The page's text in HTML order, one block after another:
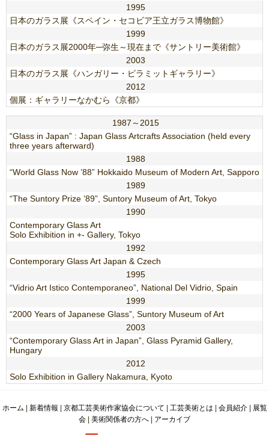
1995
日本のガラス展《スペイン・セコビア王立ガラス博物館》
1999
日本のガラス展2000年─弥生～現在まで《サントリー美術館》
2003
日本のガラス展《ハンガリー・ピラミットギャラリー》
2012
個展：ギャラリーなかむら《京都》
1987～2015
“Glass in Japan” : Japan Glass Artcrafts Association (held every
three years afterward)
1988
“World Glass Now ’88” Hokkaido Museum of Modern Art, Sapporo
1989
“The Suntory Prize ’89”, Suntory Museum of Art, Tokyo
1990
Contemporary Glass Art
Solo Exhibition in +- Gallery, Tokyo
1992
Contemporary Glass Art Japan & Czech
1995
“Vidrio Art Istico Contemporaneo”, National Del Vidrio, Spain
1999
“2000 Years of Japanese Glass”, Suntory Museum of Art
2003
“Contemporary Glass Art in Japan”, Glass Pyramid Gallery,
Hungary
2012
Solo Exhibition in Gallery Nakamura, Kyoto
ホーム 新着情報 京都工芸美術作家協会について 工芸美術とは 会員紹介|
展覧
会
美術関係者の方へ アーカイブ